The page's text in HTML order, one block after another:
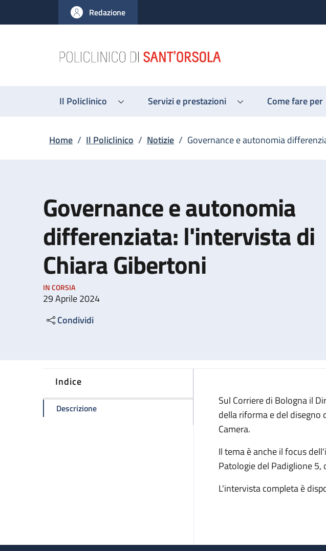
al contenuto principale
to footer content
Redazione
Il Policlinico Servizi e prestazioni Come fare per
Briciole di pane
Home / Il Policlinico / Notizie / Governance e autonomia
Governance e autonomia
differenziata: l'intervista di
Chiara Gibertoni
IN CORSIA
29 Aprile 2024
Condividi
Indice
Descrizionedella pagina Governance e autonomia differenziata: l'intervista
Sul Corriere di Bologna il
della riforma e del
Camera.
Il tema è anche il focus
Patologie del Padiglione 5,
L'intervista completa è